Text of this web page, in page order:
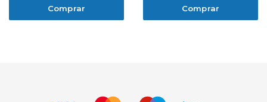
Comprar Comprar